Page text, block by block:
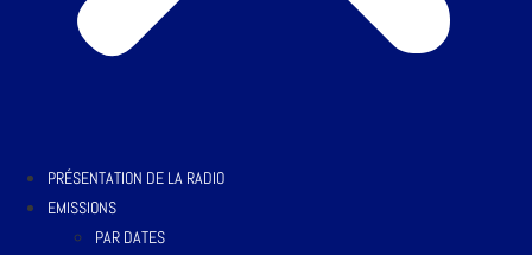
PRÉSENTATION DE LA RADIO
EMISSIONS
PAR DATES